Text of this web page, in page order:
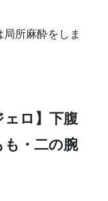
所麻酔をしま
ロ】 下腹
も・二の腕